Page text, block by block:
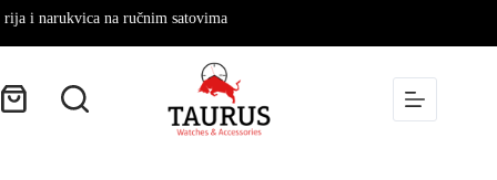
i narukvica na ručnim satovima